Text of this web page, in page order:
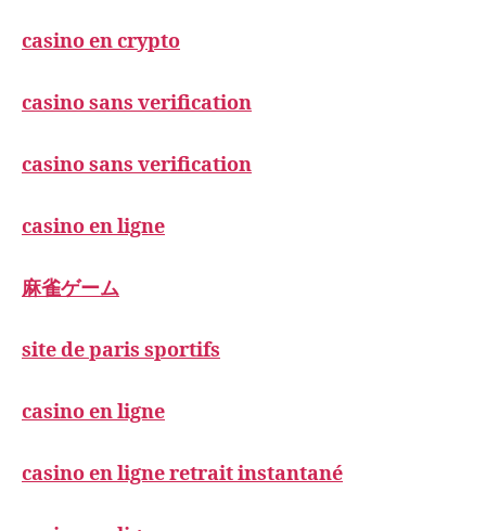
casino en crypto
casino sans verification
casino sans verification
casino en ligne
麻雀ゲーム
site de paris sportifs
casino en ligne
casino en ligne retrait instantané